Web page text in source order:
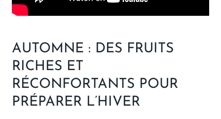
AUTOMNE : DES FRUITS
RICHES ET
RÉCONFORTANTS POUR
PRÉPARER L’HIVER